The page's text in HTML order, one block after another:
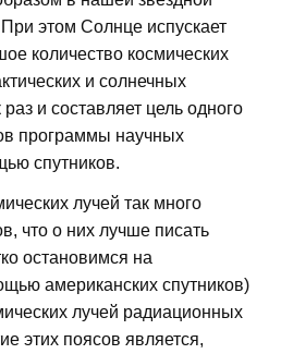
этом Солнце испускает
количество космических
и солнечных
и составляет цель одного
программы научных
спутников.
лучей так много
что о них лучше писать
остановимся на
американских спутников)
лучей радиационных
этих поясов является,